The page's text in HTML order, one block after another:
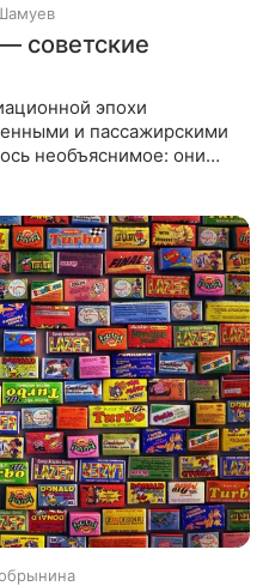
советские
эпохи
и пассажирскими
необъяснимое: они